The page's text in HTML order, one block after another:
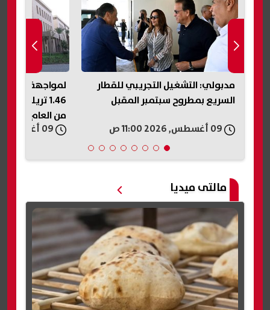
لمواجهة العجز.. «المالية» تقترض
1.46 تريليون جنيه خلال أول 6 أسابيع
سعر الذهب
رغم استمرار
مالتى ميديا